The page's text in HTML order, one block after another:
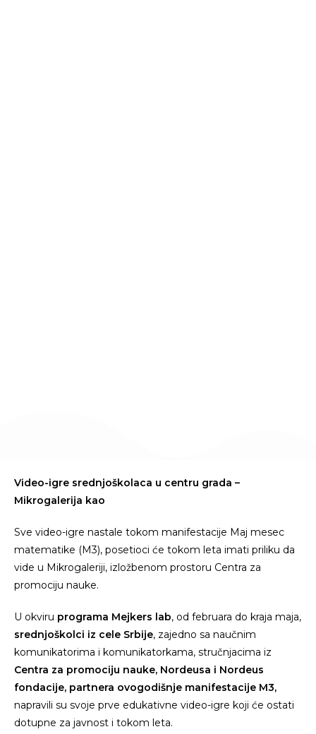
Video-igre srednjoškolaca u centru grada –
Mikrogalerija kao
Sve video-igre nastale tokom manifestacije Maj mesec
matematike (M3), posetioci će tokom leta imati priliku da
vide u Mikrogaleriji, izložbenom prostoru Centra za
promociju nauke.
U okviru programa Mejkers lab, od februara do kraja maja,
srednjoškolci iz cele Srbije, zajedno sa naučnim
komunikatorima i komunikatorkama, stručnjacima iz
Centra za promociju nauke, Nordeusa i Nordeus
fondacije, partnera ovogodišnje manifestacije M3,
napravili su svoje prve edukativne video-igre koji će ostati
dotupne za javnost i tokom leta.